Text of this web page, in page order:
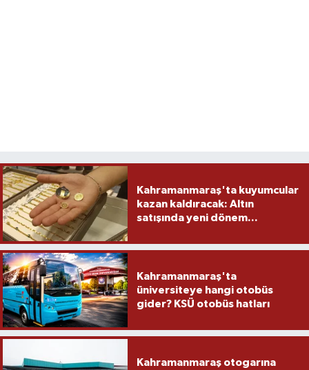
Kahramanmaraş'ta kuyumcular
kazan kaldıracak: Altın
satışında yeni dönem...
Kahramanmaraş'ta
üniversiteye hangi otobüs
gider? KSÜ otobüs hatları
Kahramanmaraş otogarına